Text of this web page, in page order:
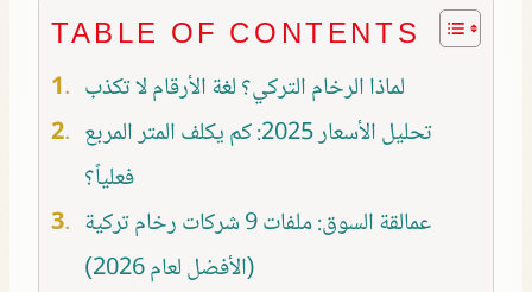
TABLE OF CONTENTS
لماذا الرخام التركي؟ لغة الأرقام لا تكذب
تحليل الأسعار 2025: كم يكلف المتر المربع
فعلياً؟
عمالقة السوق: ملفات 9 شركات رخام تركية
(الأفضل لعام 2026)